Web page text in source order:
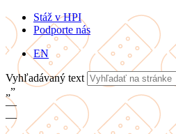
Stáž v HPI
Podporte nás
EN
Vyhľadávaný text
„”
—
—